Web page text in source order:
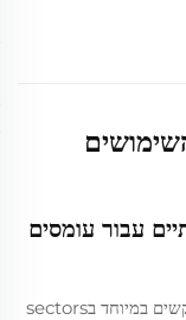
עבור עומסים
כיסים לאיסוף אבקה הם חיוניים לצירוף חומרים קשים במיוחד בsectors